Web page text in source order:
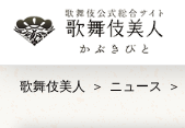
歌舞伎美人 ニュース